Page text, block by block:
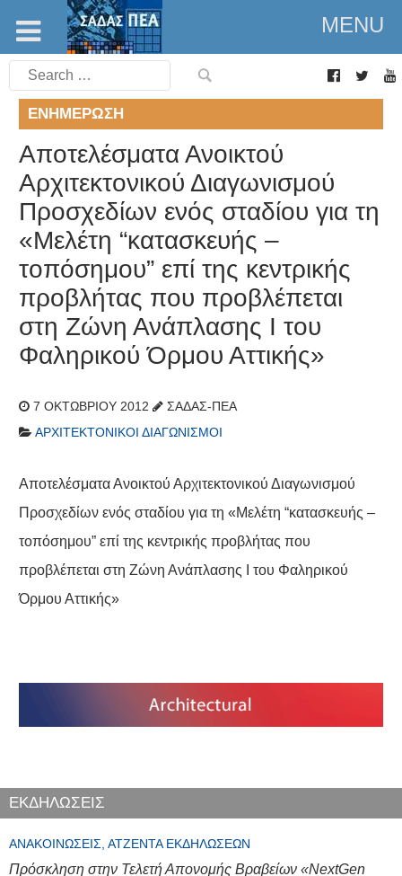
MENU
Search
for:
ΕΝΗΜΈΡΩΣΗ
Αποτελέσματα Ανοικτού
Αρχιτεκτονικού Διαγωνισμού
Προσχεδίων ενός σταδίου για τη
«Μελέτη “κατασκευής –
τοπόσημου” επί της κεντρικής
προβλήτας που προβλέπεται
στη Ζώνη Ανάπλασης Ι του
Φαληρικού Όρμου Αττικής»
7 ΟΚΤΩΒΡΊΟΥ 2012
ΣΑΔΑΣ-ΠΕΑ
ΑΡΧΙΤΕΚΤΟΝΙΚΟΊ ΔΙΑΓΩΝΙΣΜΟΊ
Αποτελέσματα Ανοικτού Αρχιτεκτονικού Διαγωνισμού
Προσχεδίων ενός σταδίου για τη «Μελέτη “κατασκευής –
τοπόσημου” επί της κεντρικής προβλήτας που
προβλέπεται στη Ζώνη Ανάπλασης Ι του Φαληρικού
Όρμου Αττικής»
ΕΚΔΗΛΩΣΕΙΣ
ΑΝΑΚΟΙΝΏΣΕΙΣ, ΑΤΖΈΝΤΑ ΕΚΔΗΛΏΣΕΩΝ
Πρόσκληση στην Τελετή Απονομής Βραβείων «NextGen